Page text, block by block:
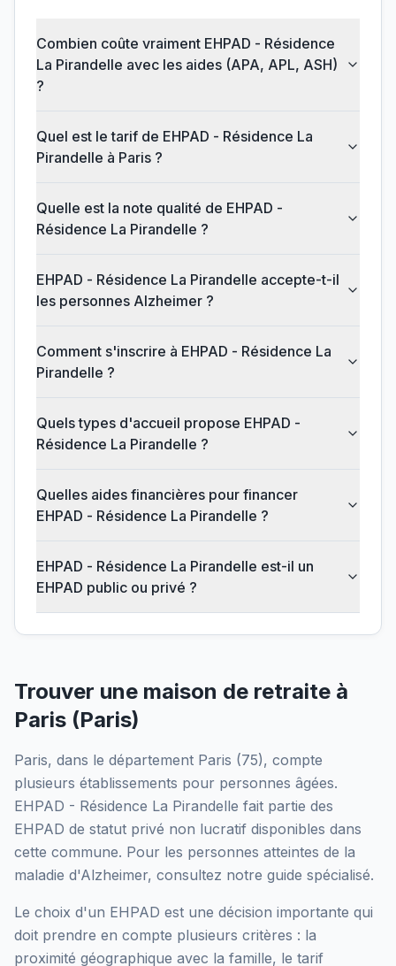
Combien coûte vraiment EHPAD - Résidence
La Pirandelle avec les aides (APA, APL, ASH)
?
Quel est le tarif de EHPAD - Résidence La
Pirandelle à Paris ?
Quelle est la note qualité de EHPAD -
Résidence La Pirandelle ?
EHPAD - Résidence La Pirandelle accepte-t-il
les personnes Alzheimer ?
Comment s'inscrire à EHPAD - Résidence La
Pirandelle ?
Quels types d'accueil propose EHPAD -
Résidence La Pirandelle ?
Quelles aides financières pour financer
EHPAD - Résidence La Pirandelle ?
EHPAD - Résidence La Pirandelle est-il un
EHPAD public ou privé ?
Trouver une maison de retraite à
Paris (Paris)
Paris, dans le département Paris (75), compte
plusieurs établissements pour personnes âgées.
EHPAD - Résidence La Pirandelle fait partie des
EHPAD de statut privé non lucratif disponibles dans
cette commune. Pour les personnes atteintes de la
maladie d'Alzheimer, consultez notre guide spécialisé.
Le choix d'un EHPAD est une décision importante qui
doit prendre en compte plusieurs critères : la
proximité géographique avec la famille, le tarif